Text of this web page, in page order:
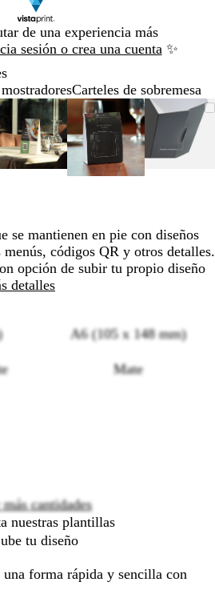
de una experiencia más
sesión o crea una cuenta ✨
Carteles de sobremesa
Imagen
ampliable
Acercado
hasta
mínimo
Haz
clic
para
expandir
Utiliza
las
teclas
de
más
ampliar
y
alejar
y
Imagen
ampliable
Acercado
hasta
mínimo
Haz
clic
para
expandir
Utiliza
las
teclas
de
más
ampliar
y
alejar
flechas
para
por
hasta
Haz
clic
para
las
teclas
de
y
alejar
para
se mantienen en pie con diseños
menús, códigos QR y otros detalles.
opción de subir tu propio diseño
detalles
A6 (105 x 148 mm)
Mate
más cantidades
nuestras plantillas
tu diseño
forma rápida y sencilla con